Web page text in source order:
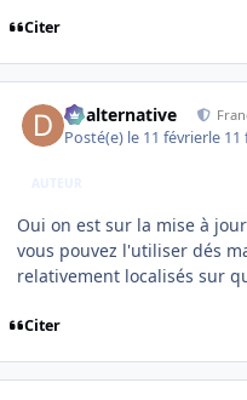
Citer
dbalternative
Posté(e) le 11 févrierle 11
AUTEUR
Oui on est sur la mise à
vous pouvez l'utiliser dés
relativement localisés sur
Citer